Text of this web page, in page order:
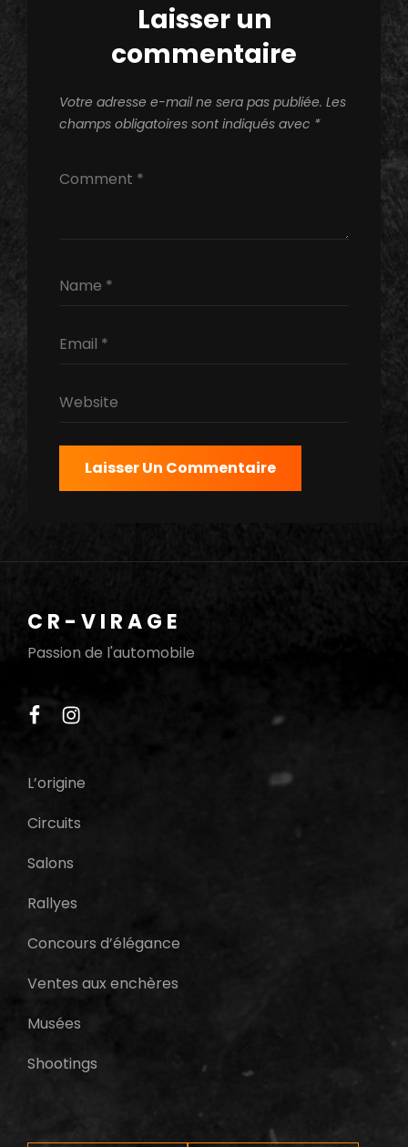
Laisser un
commentaire
Votre adresse e-mail ne sera pas publiée. Les
champs obligatoires sont indiqués avec *
CR-VIRAGE
Passion de l'automobile
facebook
instagram
L’origine
Circuits
Salons
Rallyes
Concours d’élégance
Ventes aux enchères
Musées
Shootings